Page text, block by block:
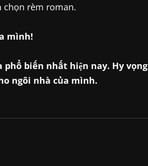
chọn rèm roman.
mình!
phổ biến nhất hiện nay. Hy vọng
ngôi nhà của mình.